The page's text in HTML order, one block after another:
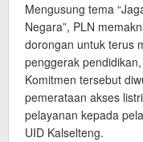
Mengusung tema
Negara”, PLN
dorongan untuk terus
penggerak
Komitmen tersebut
pemerataan akses
pelayanan kepada
UID Kalselteng.